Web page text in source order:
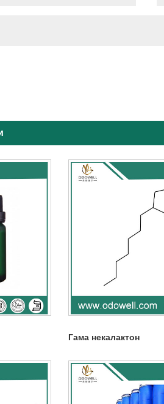
Гама некалактон